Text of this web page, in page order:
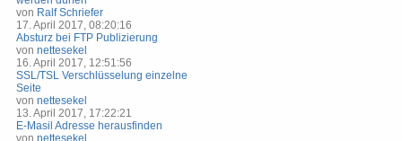
von Ralf Schriefer
17. April 2017, 08:20:16
Absturz bei FTP Publizierung
von nettesekel
16. April 2017, 12:51:56
SSL/TSL Verschlüsselung einzelne
Seite
von nettesekel
13. April 2017, 17:22:21
E-Masil Adresse herausfinden
von nettesekel